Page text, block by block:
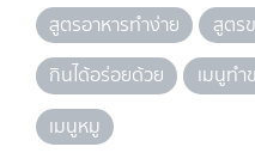
สูตรอาหารทำง่าย
สูตร
กินได้อร่อยด้วย
เมนูทำ
เมนูหมู